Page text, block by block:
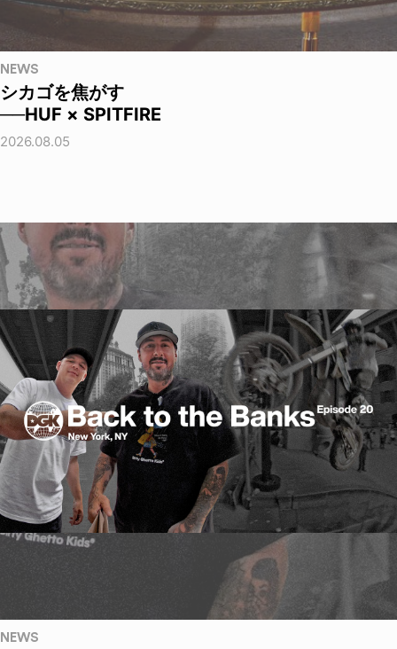
NEWS
シカゴを焦がす
──HUF × SPITFIRE
2026.08.05
NEWS